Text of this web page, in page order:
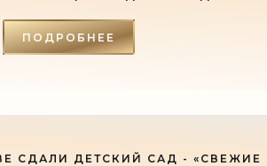
ПОДРОБНЕЕ
СДАЛИ ДЕТСКИЙ САД - «СВЕЖИЕ